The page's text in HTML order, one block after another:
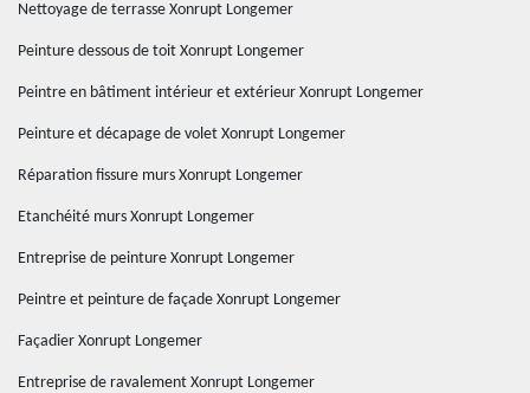
Nettoyage de terrasse Xonrupt Longemer
Peinture dessous de toit Xonrupt Longemer
Peintre en bâtiment intérieur et extérieur Xonrupt Longemer
Peinture et décapage de volet Xonrupt Longemer
Réparation fissure murs Xonrupt Longemer
Etanchéité murs Xonrupt Longemer
Entreprise de peinture Xonrupt Longemer
Peintre et peinture de façade Xonrupt Longemer
Façadier Xonrupt Longemer
Entreprise de ravalement Xonrupt Longemer